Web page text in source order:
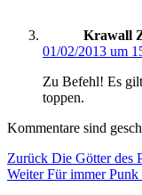
Krawall
01/02/2013 um
Zu Befehl! Es
toppen.
Kommentare sind
Zurück Vorheriger
Beitrag:
Die Götter des
Weiter Nächster
Für immer